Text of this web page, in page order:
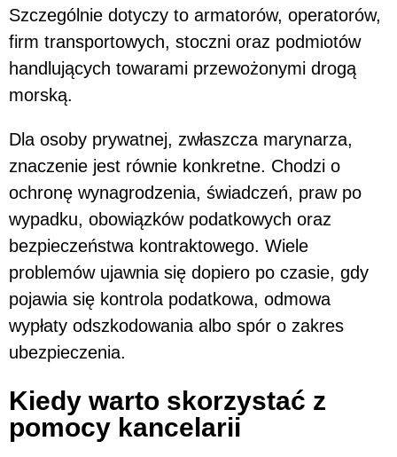
Szczególnie dotyczy to armatorów, operatorów,
firm transportowych, stoczni oraz podmiotów
handlujących towarami przewożonymi drogą
morską.
Dla osoby prywatnej, zwłaszcza marynarza,
znaczenie jest równie konkretne. Chodzi o
ochronę wynagrodzenia, świadczeń, praw po
wypadku, obowiązków podatkowych oraz
bezpieczeństwa kontraktowego. Wiele
problemów ujawnia się dopiero po czasie, gdy
pojawia się kontrola podatkowa, odmowa
wypłaty odszkodowania albo spór o zakres
ubezpieczenia.
Kiedy warto skorzystać z
pomocy kancelarii